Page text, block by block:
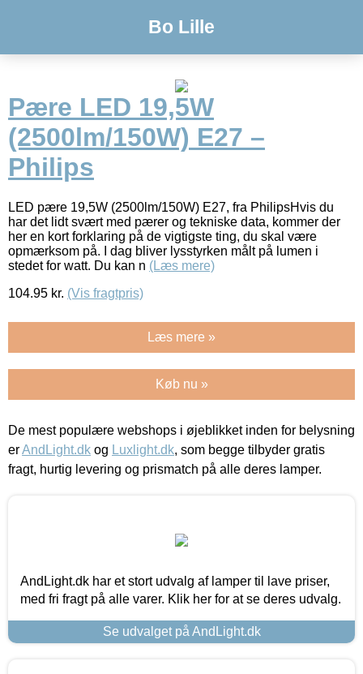
Bo Lille
Pære LED 19,5W
(2500lm/150W) E27 –
Philips
LED pære 19,5W (2500lm/150W) E27, fra PhilipsHvis du
har det lidt svært med pærer og tekniske data, kommer der
her en kort forklaring på de vigtigste ting, du skal være
opmærksom på. I dag bliver lysstyrken målt på lumen i
stedet for watt. Du kan n (Læs mere)
104.95 kr. (Vis fragtpris)
Læs mere »
Køb nu »
De mest populære webshops i øjeblikket inden for belysning
erAndLight.dk og Luxlight.dk, som begge tilbyder gratis
fragt, hurtig levering og prismatch på alle deres lamper.
AndLight.dk har et stort udvalg af lamper til lave priser,
med fri fragt på alle varer. Klik her for at se deres udvalg.
Se udvalget på AndLight.dk